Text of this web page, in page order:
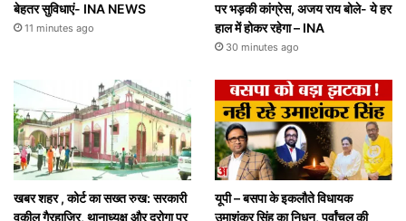
बेहतर सुविधाएं- INA NEWS
11 minutes ago
पर भड़की कांग्रेस, अजय राय बोले- ये हर
हाल में होकर रहेगा – INA
30 minutes ago
खबर शहर , कोर्ट का सख्त रुख: सरकारी
वकील गैरहाजिर, थानाध्यक्ष और दरोगा पर
यूपी – बसपा के इकलौते विधायक
उमाशंकर सिंह का निधन, पूर्वांचल की